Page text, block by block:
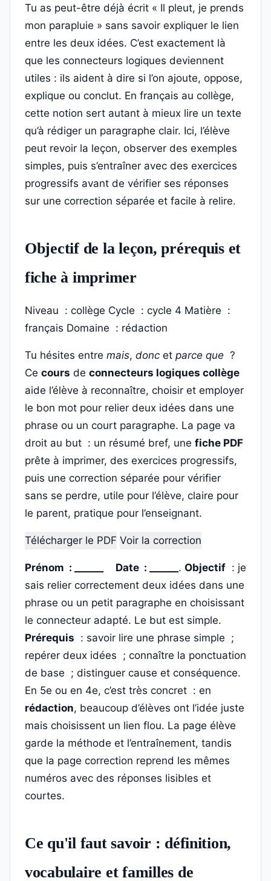
Tu as peut-être déjà écrit « Il pleut, je prends
mon parapluie » sans savoir expliquer le lien
entre les deux idées. C’est exactement là
que les connecteurs logiques deviennent
utiles : ils aident à dire si l’on ajoute, oppose,
explique ou conclut. En français au collège,
cette notion sert autant à mieux lire un texte
qu’à rédiger un paragraphe clair. Ici, l’élève
peut revoir la leçon, observer des exemples
simples, puis s’entraîner avec des exercices
progressifs avant de vérifier ses réponses
sur une correction séparée et facile à relire.
Objectif de la leçon, prérequis et
fiche à imprimer
Niveau : collège Cycle : cycle 4 Matière :
français Domaine : rédaction
Tu hésites entre mais, donc et parce que ?
Ce cours de connecteurs logiques collège
aide l’élève à reconnaître, choisir et employer
le bon mot pour relier deux idées dans une
phrase ou un court paragraphe. La page va
droit au but : un résumé bref, une fiche PDF
prête à imprimer, des exercices progressifs,
puis une correction séparée pour vérifier
sans se perdre, utile pour l’élève, claire pour
le parent, pratique pour l’enseignant.
Télécharger le PDF Voir la correction
Prénom : ______ Date : ______ . Objectif : je
sais relier correctement deux idées dans une
phrase ou un petit paragraphe en choisissant
le connecteur adapté. Le but est simple.
Prérequis : savoir lire une phrase simple ;
repérer deux idées ; connaître la ponctuation
de base ; distinguer cause et conséquence.
En 5e ou en 4e, c’est très concret : en
rédaction, beaucoup d’élèves ont l’idée juste
mais choisissent un lien flou. La page élève
garde la méthode et l’entraînement, tandis
que la page correction reprend les mêmes
numéros avec des réponses lisibles et
courtes.
Ce qu'il faut savoir : définition,
vocabulaire et familles de